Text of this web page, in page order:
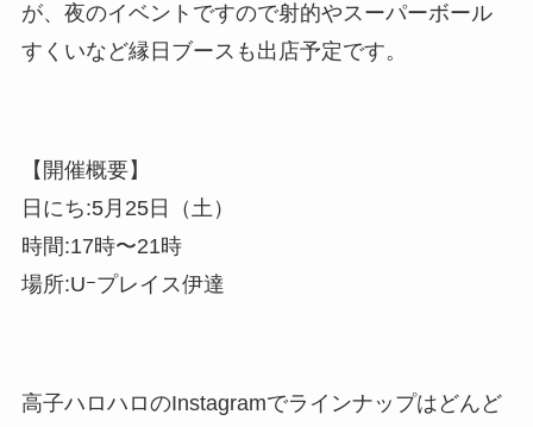
が、夜のイベントですので射的やスーパーボール
すくいなど縁日ブースも出店予定です。
【開催概要】
日にち:5月25日（土）
時間:17時〜21時
場所:Uｰプレイス伊達
高子ハロハロのInstagramでラインナップはどんど